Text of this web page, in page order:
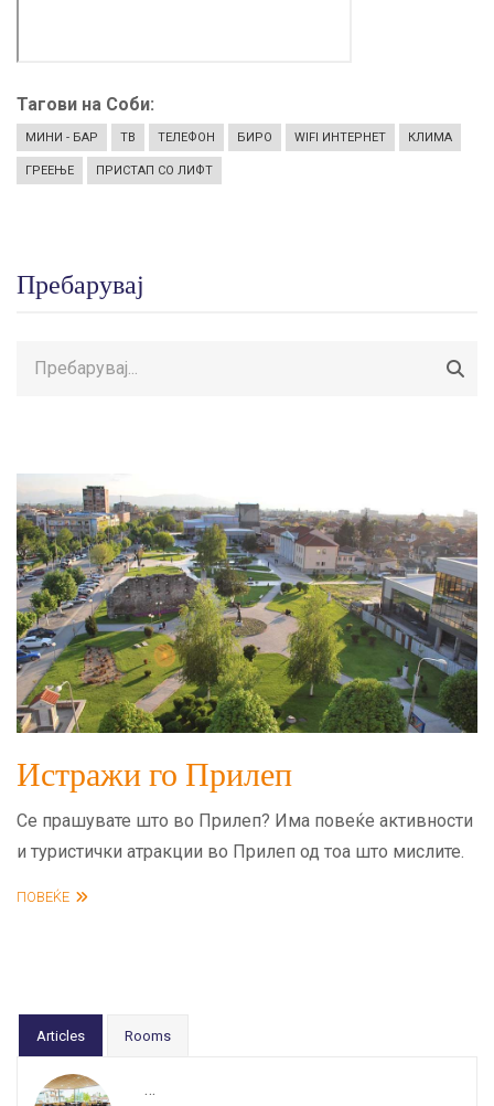
Тагови на Соби
МИНИ - БАР ТВ ТЕЛЕФОН БИРО WIFI ИНТЕРНЕТ КЛИМА
ГРЕЕЊЕ ПРИСТАП СО ЛИФТ
Пребарувај
Пребарувај
Истражи го Прилеп
Се прашувате што во Прилеп? Има повеќе активности
и туристички атракции во Прилеп од тоа што мислите.
ПОВЕЌЕ
Articles Rooms
…